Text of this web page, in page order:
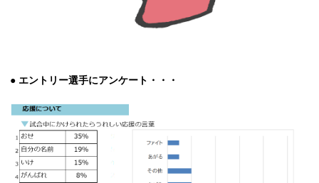
● エントリー選手にアンケート・・・